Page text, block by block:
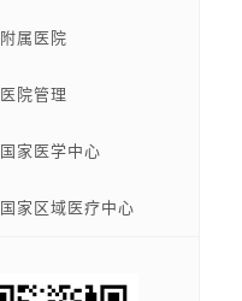
附属医院
医院管理
国家医学中心
国家区域医疗中心